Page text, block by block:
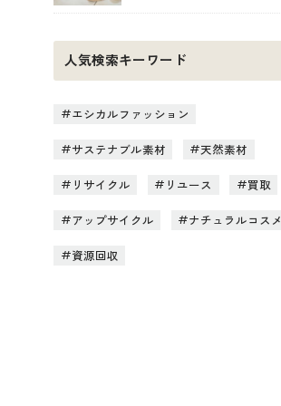
人気検索キーワード
エシカルファッション
サステナブル素材 天然素材
リサイクル リユース 買取
アップサイクル ナチュラルコスメ
資源回収